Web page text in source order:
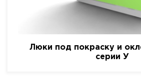
Люки под покраску и
серии У